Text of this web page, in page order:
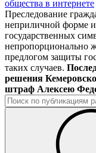
общества в интернете
Преследование
неприличной форме
государственных
непропорционально
предлогом защиты
таких случаев.
решения
штраф Алексею